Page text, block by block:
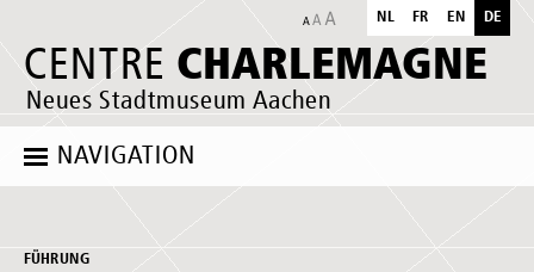
CENTRE CHARLEMAGNE
Neues Stadtmuseum Aachen
NL FR EN DE
NAVIGATION
FÜHRUNG